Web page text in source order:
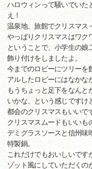
ハロウィンって騒いでいた
え！
温泉地、旅館でクリスマス
やっぱりクリスマスはワク
ということで、小学生の
飾り付けをしましたよ。
今までのロビーにツリーを
アルしたロビーにはなかな
もうちょっと足下をなん
いかな、という感じですけ
都会のクリスマスもいいで
クリスマスムードもいいも
デミグラスソースと信州味
特製鍋。
これだけでもおいしいです
ゾット風にしていただくの